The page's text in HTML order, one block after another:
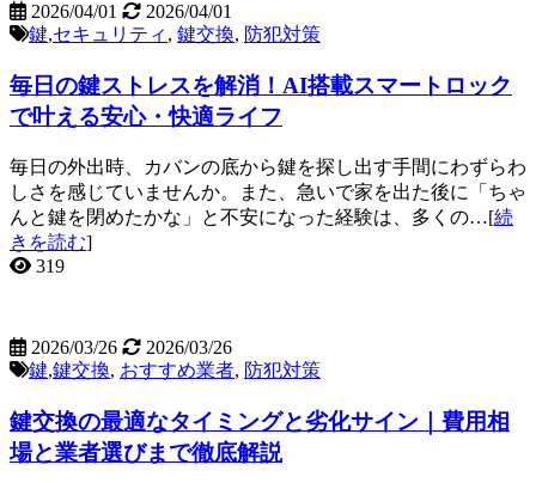
2026/04/01
2026/04/01
鍵,セキュリティ , 鍵交換, 防犯対策
毎日の鍵ストレスを解消！AI搭載スマートロック
で叶える安心・快適ライフ
毎日の外出時、カバンの底から鍵を探し出す手間にわずらわ
しさを感じていませんか。また、急いで家を出た後に「ちゃ
んと鍵を閉めたかな」と不安になった経験は、多くの…[続
きを読む]
319
2026/03/26
2026/03/26
鍵,鍵交換, おすすめ業者, 防犯対策
鍵交換の最適なタイミングと劣化サイン｜費用相
場と業者選びまで徹底解説